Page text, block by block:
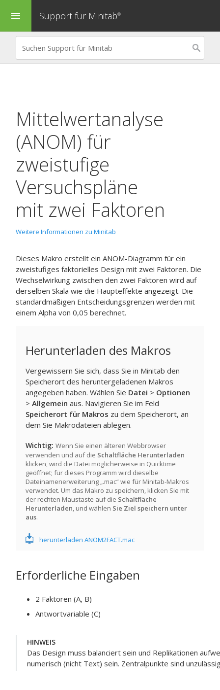
menu Support für Minitab®
Mittelwertanalyse
(ANOM) für
zweistufige
Versuchspläne
mit zwei Faktoren
Weitere Informationen zu Minitab
Dieses Makro erstellt ein ANOM-Diagramm für ein
zweistufiges faktorielles Design mit zwei Faktoren. Die
Wechselwirkung zwischen den zwei Faktoren wird auf
derselben Skala wie die Haupteffekte angezeigt. Die
standardmäßigen Entscheidungsgrenzen werden mit
einem Alpha von 0,05 berechnet.
Herunterladen des Makros
Vergewissern Sie sich, dass Sie in Minitab den
Speicherort des heruntergeladenen Makros
angegeben haben. Wählen Sie Datei > Optionen
> Allgemein aus. Navigieren Sie im Feld
Speicherort für Makros zu dem Speicherort, an
dem Sie Makrodateien ablegen.
Wichtig Wenn Sie einen älteren Webbrowser
verwenden und auf die Schaltfläche Herunterladen
klicken, wird die Datei möglicherweise in Quicktime
geöffnet; für dieses Programm wird dieselbe
Dateinamenerweiterung „.mac“ wie für Minitab-Makros
verwendet. Um das Makro zu speichern, klicken Sie mit
der rechten Maustaste auf die Schaltfläche
Herunterladen, und wählen Sie Ziel speichern unter
aus.
herunterladen ANOM2FACT.mac
Erforderliche Eingaben
2 Faktoren (A, B)
Antwortvariable (C)
HINWEIS
Das Design muss balanciert sein und Replikationen
numerisch (nicht Text) sein. Zentralpunkte sind